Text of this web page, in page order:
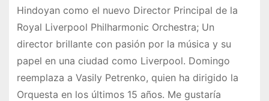
Hindoyan como el nuevo Director Principal de la
Royal Liverpool Philharmonic Orchestra; Un
director brillante con pasión por la música y su
papel en una ciudad como Liverpool. Domingo
reemplaza a Vasily Petrenko, quien ha dirigido la
Orquesta en los últimos 15 años. Me gustaría